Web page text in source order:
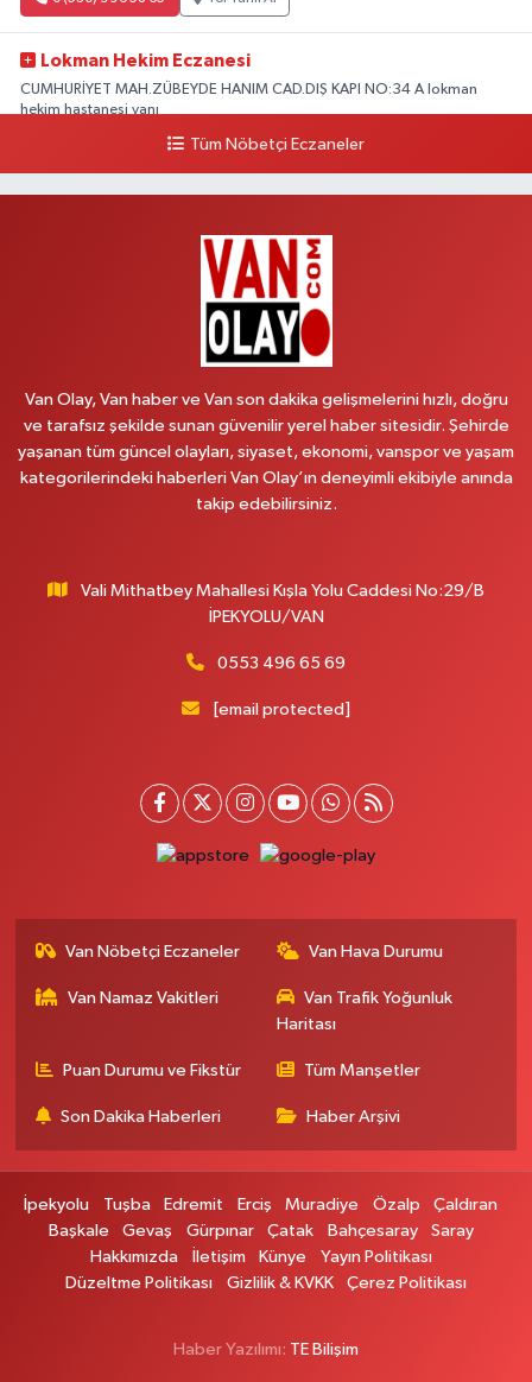
Lokman Hekim Eczanesi
CUMHURİYET MAH.ZÜBEYDE HANIM CAD.DIŞ KAPI NO:34 A lokman
hekim hastanesi yanı
Yol Tarifi Al
Vanyolu Caddesi Yeni Diş Hastanesi Yanı NO:102F
Yol Tarifi Al
CUMHURİYET MAH.KONAK SK.NO:6
0 (530) 442 24 65 Yol Tarifi Al
Yiğit Eczanesi
SERHAT MAHALLESİ CUMHURİYET BULVARI VAN AVM YANI NO:137
ECIVILCOCUKMAGAZASIKARSISI
0 (542) 384 45 20 Yol Tarifi Al
HALK EĞİTİM MERKEZİ KARŞ.NO:1C
0 (537) 031 18 82 Yol Tarifi Al
Kampüs Yolu Üzeri Kampüs Galericiler Sitesi Yanı No:43
0 (432) 412 23 33 Yol Tarifi Al
ŞEHİT JANDARMA BİNBAŞI CESUR MAH. VALİ MÜNİR KARALOĞLU
CADDESİ NO:18
Yol Tarifi Al
MAHMUDİYE MAH.SEMERKANT CAD.NO:12
Tüm Nöbetçi Eczaneler
Van Olay, Van haber ve Van son dakika gelişmelerini hızlı, doğru
ve tarafsız şekilde sunan güvenilir yerel haber sitesidir. Şehirde
yaşanan tüm güncel olayları, siyaset, ekonomi, vanspor ve yaşam
kategorilerindeki haberleri Van Olay’ın deneyimli ekibiyle anında
takip edebilirsiniz.
Vali Mithatbey Mahallesi Kışla Yolu Caddesi No:29/B
İPEKYOLU/VAN
0553 496 65 69
[email protected]
Van Nöbetçi Eczaneler Van Hava Durumu
Van Namaz Vakitleri
Van Trafik Yoğunluk
Haritası
Puan Durumu ve Fikstür Tüm Manşetler
Son Dakika Haberleri Haber Arşivi
İpekyolu Tuşba Edremit Erciş Muradiye Özalp
Çaldıran
Başkale
Gevaş Gürpınar Çatak Bahçesaray
Saray
Hakkımızda
İletişim Künye
Yayın Politikası
Düzeltme Politikası
Gizlilik & KVKK Çerez Politikası
Haber Yazılımı: TE Bilişim